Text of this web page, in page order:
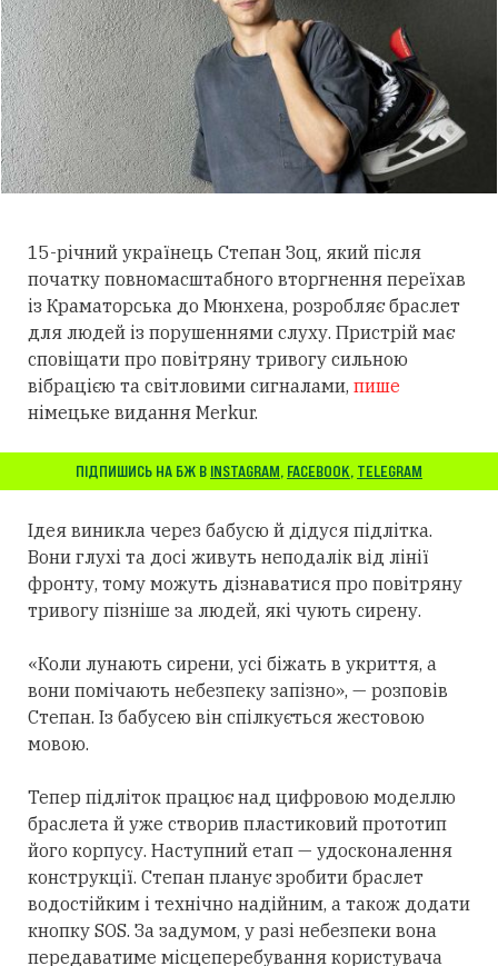
15-річний українець Степан Зоц, який після
початку повномасштабного вторгнення переїхав
із Краматорська до Мюнхена, розробляє браслет
для людей із порушеннями слуху. Пристрій має
сповіщати про повітряну тривогу сильною
вібрацією та світловими сигналами, пише
німецьке видання Merkur.
ПІДПИШИСЬ НА БЖ В INSTAGRAM, FACEBOOK, TELEGRAM
Ідея виникла через бабусю й дідуся підлітка.
Вони глухі та досі живуть неподалік від лінії
фронту, тому можуть дізнаватися про повітряну
тривогу пізніше за людей, які чують сирену.
«Коли лунають сирени, усі біжать в укриття, а
вони помічають небезпеку запізно», — розповів
Степан. Із бабусею він спілкується жестовою
мовою.
Тепер підліток працює над цифровою моделлю
браслета й уже створив пластиковий прототип
його корпусу. Наступний етап — удосконалення
конструкції. Степан планує зробити браслет
водостійким і технічно надійним, а також додати
кнопку SOS. За задумом, у разі небезпеки вона
передаватиме місцеперебування користувача